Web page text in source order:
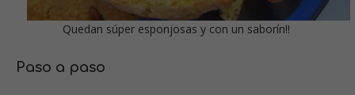
Quedan súper esponjosas y con un saborín!!
Paso a paso